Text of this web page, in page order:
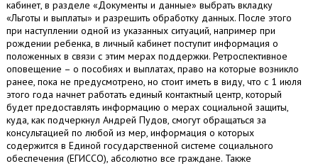
кабинет, в разделе «Документы и данные» выбрать вкладку
«Льготы и выплаты» и разрешить обработку данных. После этого
при наступлении одной из указанных ситуаций, например при
рождении ребенка, в личный кабинет поступит информация о
положенных в связи с этим мерах поддержки. Ретроспективное
оповещение – о пособиях и выплатах, право на которые возникло
ранее, пока не предусмотрено, но стоит иметь в виду, что с 1 июля
этого года начнет работать единый контактный центр, который
будет предоставлять информацию о мерах социальной защиты,
куда, как подчеркнул Андрей Пудов, смогут обращаться за
консультацией по любой из мер, информация о которых
содержится в Единой государственной системе социального
обеспечения (ЕГИССО), абсолютно все граждане. Также